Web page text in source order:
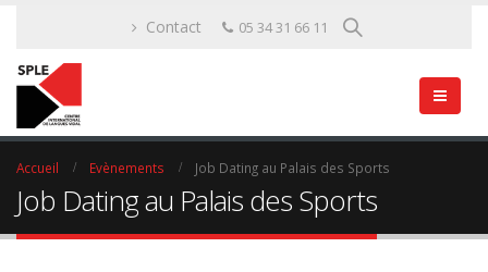
Contact 05 34 31 66 11
Accueil Evènements Job Dating au Palais des Sports
Job Dating au Palais des Sports